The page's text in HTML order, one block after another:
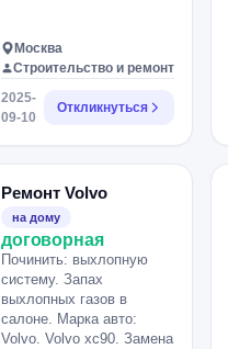
Москва
Строительство и ремонт
2025-
09-10
Откликнуться
Ремонт Volvo
на дому
договорная
Починить: выхлопную
систему. Запах
выхлопных газов в
салоне. Марка авто:
Volvo. Volvo xc90. Замена